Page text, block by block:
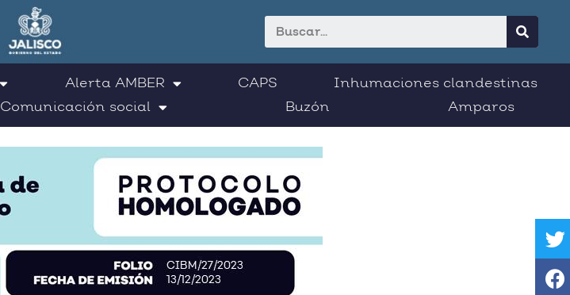
Alerta AMBER CAPS
Inhumaciones clandestinas
Comunicación social Buzón Amparos